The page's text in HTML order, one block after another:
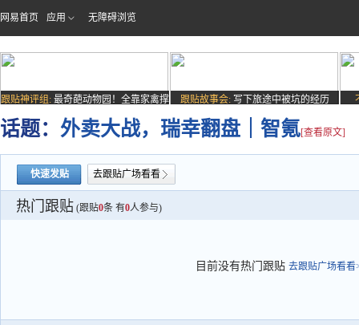
网易首页 应用 无障碍浏览
跟贴神评组: 最奇葩动物园！全靠家禽撑
场子
跟贴故事会: 写下旅途中被坑的经历
话题： 外卖大战，瑞幸翻盘｜智氪[查看原文]
快速发贴 去跟贴广场看看
热门跟贴 (跟贴0条 有0人参与)
目前没有热门跟贴 去跟贴广场看看